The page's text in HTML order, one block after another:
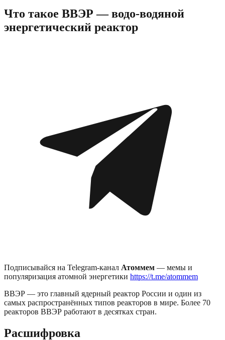
Что такое ВВЭР — водо-водяной
энергетический реактор
Подписывайся на Telegram-канал Атоммем — мемы и
популяризация атомной энергетики https://t.me/atommem
ВВЭР — это главный ядерный реактор России и один из
самых распространённых типов реакторов в мире. Более 70
реакторов ВВЭР работают в десятках стран.
Расшифровка